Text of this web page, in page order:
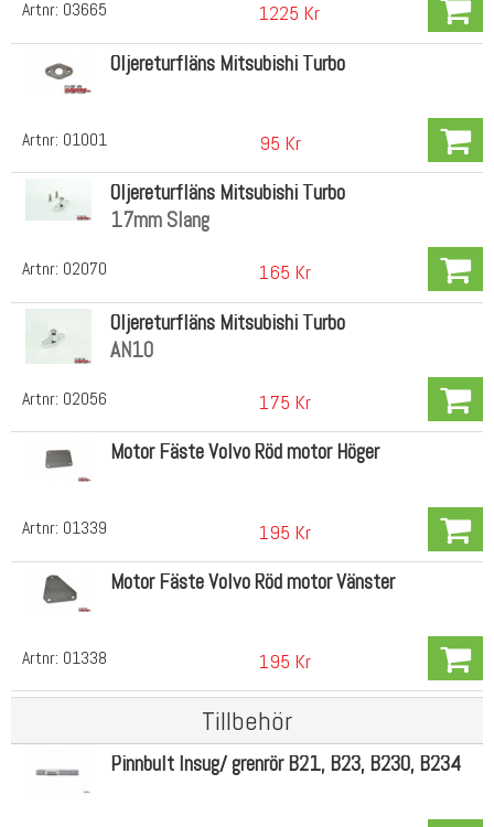
Artnr: 03665 1225 Kr
Artnr: 01001
Oljereturfläns Mitsubishi Turbo
95 Kr
Artnr: 02070
Oljereturfläns Mitsubishi Turbo
17mm Slang
165 Kr
Artnr: 02056
Oljereturfläns Mitsubishi Turbo
AN10
175 Kr
Artnr: 01339
Motor Fäste Volvo Röd motor Höger
195 Kr
Artnr: 01338
Motor Fäste Volvo Röd motor Vänster
195 Kr
Tillbehör
Pinnbult Insug/ grenrör B21, B23, B230, B234